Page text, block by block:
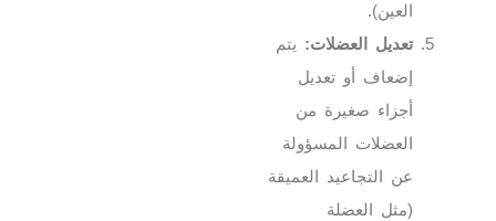
العين).
تعديل العضلات: يتم
إضعاف أو تعديل
أجزاء صغيرة من
العضلات المسؤولة
عن التجاعيد العميقة
(مثل العضلة